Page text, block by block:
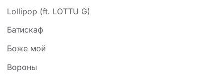
Lollipop (ft. LOTTU G)
Батискаф
Боже мой
Вороны